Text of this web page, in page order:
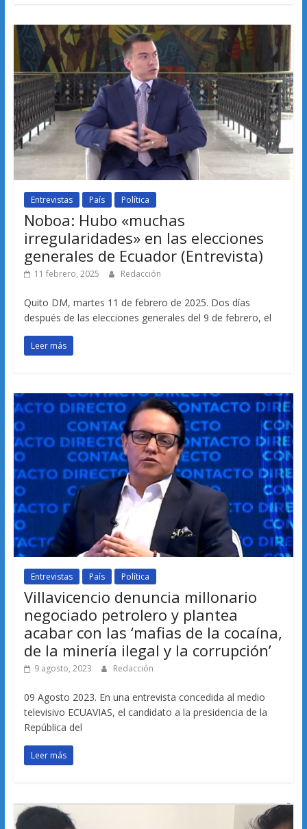
Entrevistas País Política
Noboa: Hubo «muchas
irregularidades» en las elecciones
generales de Ecuador (Entrevista)
11 febrero, 2025 Redacción
Quito DM, martes 11 de febrero de 2025. Dos días
después de las elecciones generales del 9 de febrero, el
Leer más
Entrevistas País Política
Villavicencio denuncia millonario
negociado petrolero y plantea
acabar con las ‘mafias de la cocaína,
de la minería ilegal y la corrupción’
9 agosto, 2023 Redacción
09 Agosto 2023. En una entrevista concedida al medio
televisivo ECUAVIAS, el candidato a la presidencia de la
República del
Leer más